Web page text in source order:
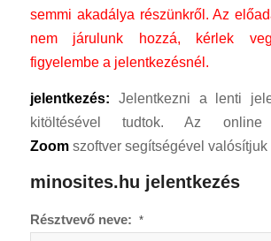
semmi akadálya részünkről.Az
nem járulunk hozzá, kérlek
figyelembe a jelentkezésnél.
jelentkezés: Jelentkezni a lenti
kitöltésével tudtok. Az
Zoomszoftver segítségével valósítjuk
minosites.hu jelentkezés
Résztvevő neve: *